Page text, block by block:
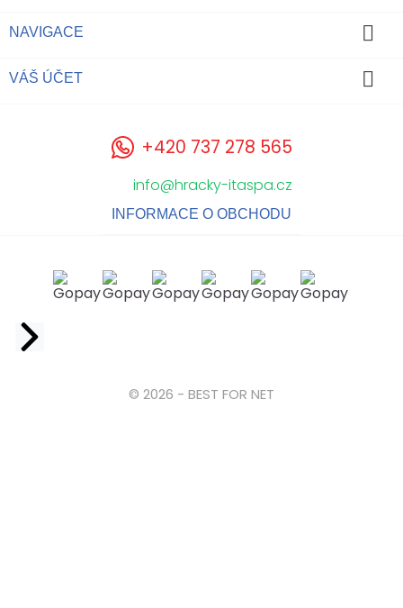
NAVIGACE 
VÁŠ ÚČET 
+420 737 278 565
info@hracky-itaspa.cz
INFORMACE O OBCHODU
© 2026 - BEST FOR NET